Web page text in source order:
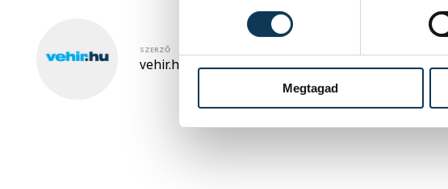
Megtagad
SZERZŐ
vehir.hu